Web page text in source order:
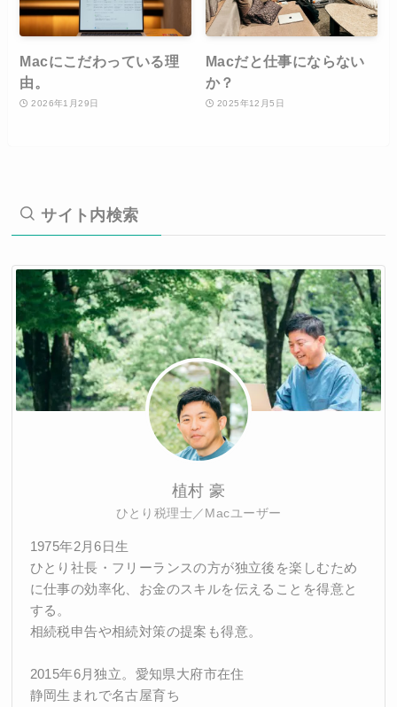
Macにこだわっている理
由。
2026年1月29日
Macだと仕事にならない
か？
2025年12月5日
サイト内検索
植村 豪
ひとり税理士／Macユーザー
1975年2月6日生
ひとり社長・フリーランスの方が独立後を楽しむため
に仕事の効率化、お金のスキルを伝えることを得意と
する。
相続税申告や相続対策の提案も得意。
2015年6月独立。愛知県大府市在住
静岡生まれで名古屋育ち